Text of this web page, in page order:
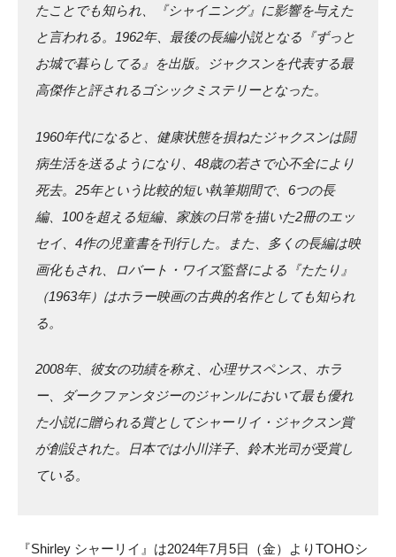
たことでも知られ、『シャイニング』に影響を与えた
と言われる。1962年、最後の長編小説となる『ずっと
お城で暮らしてる』を出版。ジャクスンを代表する最
高傑作と評されるゴシックミステリーとなった。
1960年代になると、健康状態を損ねたジャクスンは闘
病生活を送るようになり、48歳の若さで心不全により
死去。25年という比較的短い執筆期間で、6つの長
編、100を超える短編、家族の日常を描いた2冊のエッ
セイ、4作の児童書を刊行した。また、多くの長編は映
画化もされ、ロバート・ワイズ監督による『たたり』
（1963年）はホラー映画の古典的名作としても知られ
る。
2008年、彼女の功績を称え、心理サスペンス、ホラ
ー、ダークファンタジーのジャンルにおいて最も優れ
た小説に贈られる賞としてシャーリイ・ジャクスン賞
が創設された。日本では小川洋子、鈴木光司が受賞し
ている。
『Shirley シャーリイ』は2024年7月5日（金）よりTOHOシ